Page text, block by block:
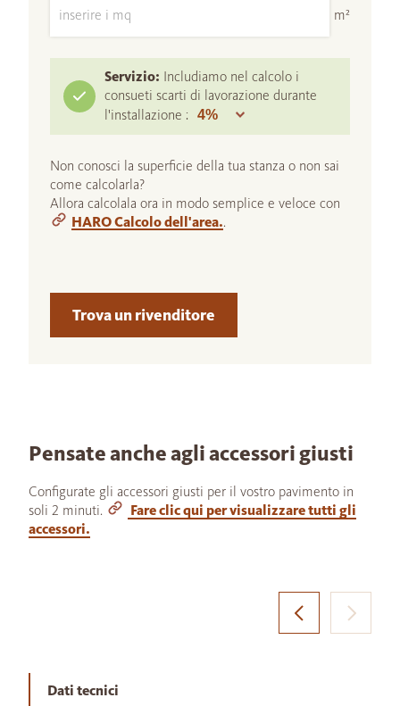
m²
Servizio: Includiamo nel calcolo i
consueti scarti di lavorazione durante
l'installazione :
Non conosci la superficie della tua stanza o non sai
come calcolarla?
Allora calcolala ora in modo semplice e veloce con
HARO Calcolo dell'area..
Trova un rivenditore
Pensate anche agli accessori giusti
Configurate gli accessori giusti per il vostro pavimento in
soli 2 minuti.
Fare clic qui per visualizzare tutti gli
accessori.
Dati tecnici